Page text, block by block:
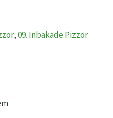
,09. Inbakade Pizzor